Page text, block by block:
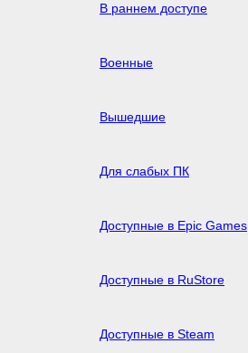
В раннем доступе
Военные
Вышедшие
Для слабых ПК
Доступные в Epic Games
Доступные в RuStore
Доступные в Steam